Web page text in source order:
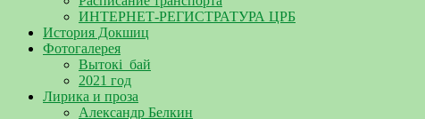
ИНТЕРНЕТ-РЕГИСТРАТУРА ЦРБ
История Докшиц
Фотогалерея
Вытокі_бай
2021 год
Лирика и проза
Александр Белкин